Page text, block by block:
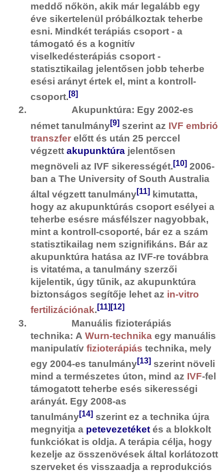
meddő nőkön, akik már legalább egy
éve sikertelenül próbálkoztak teherbe
esni. Mindkét terápiás csoport - a
támogató és a kognitív
viselkedésterápiás csoport -
statisztikailag jelentősen jobb teherbe
esési arányt értek el, mint a kontroll-
csoport.[8]
2. Akupunktúra: Egy 2002-es
német tanulmány[9] szerint az IVF embrió
transzfer előtt és után 25 perccel
végzett akupunktúra jelentősen
megnöveli az IVF sikerességét.[10] 2006-
ban a The University of South Australia
által végzett tanulmány[11]
kimutatta,
hogy az akupunktúrás csoport esélyei a
teherbe esésre másfélszer nagyobbak,
mint a kontroll-csoporté, bár ez a szám
statisztikailag nem szignifikáns. Bár az
akupunktúra hatása az IVF-re továbbra
is vitatéma, a tanulmány szerzői
kijelentik, úgy tűnik, az akupunktúra
biztonságos segítője lehet az in-vitro
fertilizációnak.[11] [12]
3.
Manuális fizioterápiás
technika: A Wurn-technika egy manuális
manipulatív fizioterápiás technika, mely
egy 2004-es tanulmány[13] szerint növeli
mind a természetes úton, mind az IVF-fel
támogatott teherbe esés sikerességi
arányát. Egy 2008-as
tanulmány[14] szerint ez a technika újra
megnyitja a petevezetéket és a blokkolt
funkciókat is oldja. A terápia célja, hogy
kezelje az összenövések által korlátozott
szerveket és visszaadja a reprodukciós